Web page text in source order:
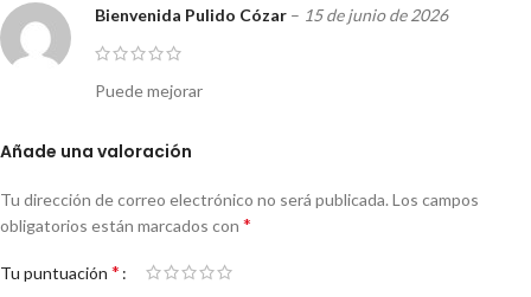
Bienvenida Pulido Cózar – 15 de junio de 2026
Puede mejorar
Añade una valoración
Tu dirección de correo electrónico no será publicada. Los campos
obligatorios están marcados con *
Tu puntuación *